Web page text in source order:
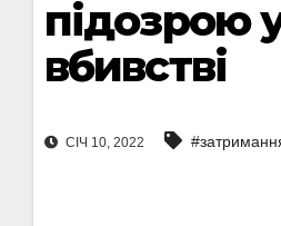
підозрою
вбивстві
СІЧ 10, 2022